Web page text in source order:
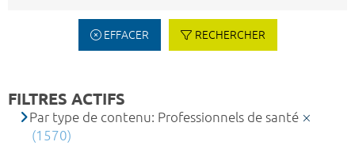
EFFACER RECHERCHER
FILTRES ACTIFS
Par type de contenu: Professionnels de santé
(1570)